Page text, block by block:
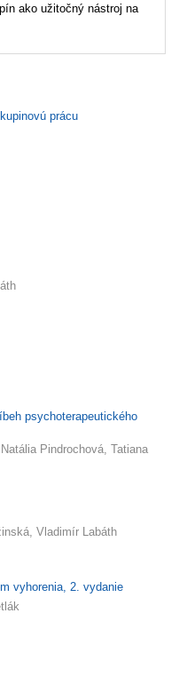
ako užitočný nástroj na
prácu
psychoterapeutického
Pindrochová, Tatiana
Vladimír Labáth
vyhorenia, 2. vydanie